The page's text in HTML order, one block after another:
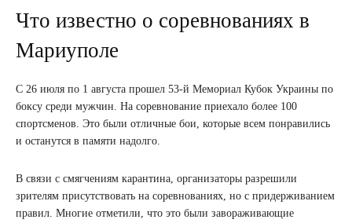
Что известно о соревнованиях в
Мариуполе
С 26 июля по 1 августа прошел 53-й Мемориал Кубок Украины по
боксу среди мужчин. На соревнование приехало более 100
спортсменов. Это были отличные бои, которые всем понравились
и останутся в памяти надолго.
В связи с смягчениям карантина, организаторы разрешили
зрителям присутствовать на соревнованиях, но с придерживанием
правил. Многие отметили, что это были завораживающие